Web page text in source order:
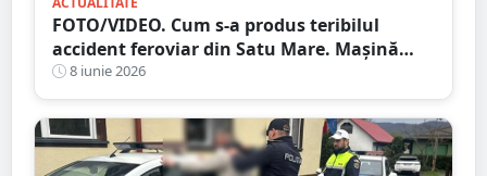
FOTO/VIDEO. Cum s-a produs teribilul
accident feroviar din Satu Mare. Mașină
spulberată, șoferul a sărit din mașină
8 iunie 2026